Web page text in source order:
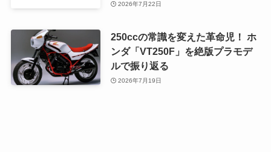
2026年7月22日
250ccの常識を変えた革命児！ ホ
ンダ「VT250F」を絶版プラモデ
ルで振り返る
2026年7月19日